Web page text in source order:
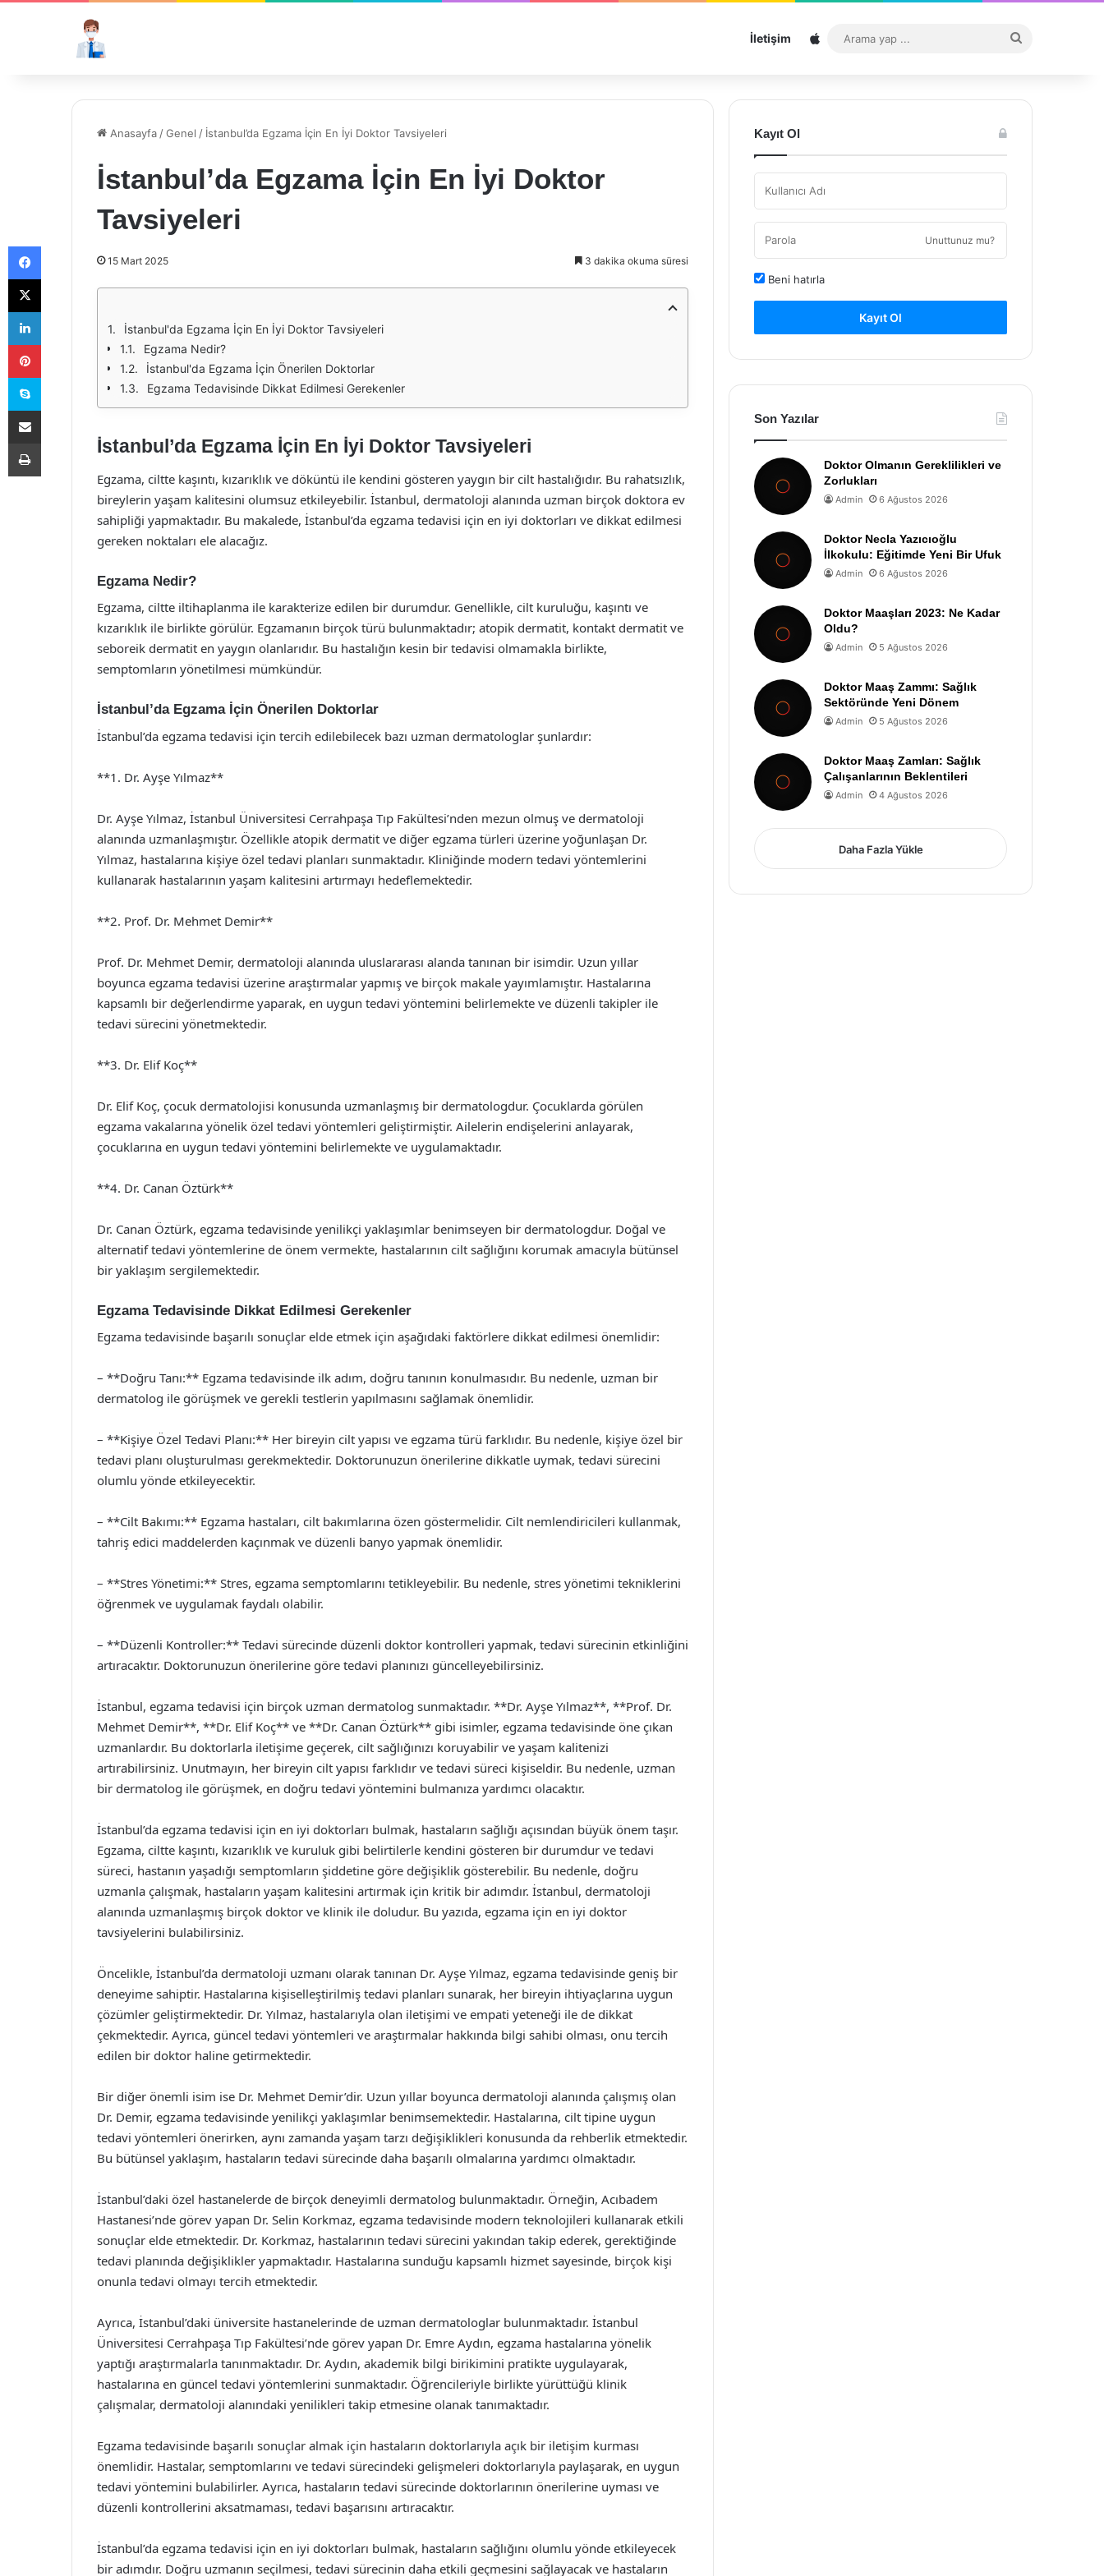
İletişim Sitemap
...
Anasayfa /Genel / İstanbul’da Egzama İçin En İyi Doktor Tavsiyeleri
İstanbul’da Egzama İçin En İyi Doktor
Tavsiyeleri
15 Mart 2025 3 dakika okuma süresi
İstanbul'da Egzama İçin En İyi Doktor Tavsiyeleri
Egzama Nedir?
İstanbul'da Egzama İçin Önerilen Doktorlar
Egzama Tedavisinde Dikkat Edilmesi Gerekenler
İstanbul’da Egzama İçin En İyi Doktor Tavsiyeleri
Egzama, ciltte kaşıntı, kızarıklık ve döküntü ile kendini gösteren yaygın bir cilt hastalığıdır. Bu rahatsızlık,
bireylerin yaşam kalitesini olumsuz etkileyebilir. İstanbul, dermatoloji alanında uzman birçok doktora ev
sahipliği yapmaktadır. Bu makalede, İstanbul’da egzama tedavisi için en iyi doktorları ve dikkat edilmesi
gereken noktaları ele alacağız.
Egzama Nedir?
Egzama, ciltte iltihaplanma ile karakterize edilen bir durumdur. Genellikle, cilt kuruluğu, kaşıntı ve
kızarıklık ile birlikte görülür. Egzamanın birçok türü bulunmaktadır; atopik dermatit, kontakt dermatit ve
seboreik dermatit en yaygın olanlarıdır. Bu hastalığın kesin bir tedavisi olmamakla birlikte,
semptomların yönetilmesi mümkündür.
İstanbul’da Egzama İçin Önerilen Doktorlar
İstanbul’da egzama tedavisi için tercih edilebilecek bazı uzman dermatologlar şunlardır:
**1. Dr. Ayşe Yılmaz**
Dr. Ayşe Yılmaz, İstanbul Üniversitesi Cerrahpaşa Tıp Fakültesi’nden mezun olmuş ve dermatoloji
alanında uzmanlaşmıştır. Özellikle atopik dermatit ve diğer egzama türleri üzerine yoğunlaşan Dr.
Yılmaz, hastalarına kişiye özel tedavi planları sunmaktadır. Kliniğinde modern tedavi yöntemlerini
kullanarak hastalarının yaşam kalitesini artırmayı hedeflemektedir.
**2. Prof. Dr. Mehmet Demir**
Prof. Dr. Mehmet Demir, dermatoloji alanında uluslararası alanda tanınan bir isimdir. Uzun yıllar
boyunca egzama tedavisi üzerine araştırmalar yapmış ve birçok makale yayımlamıştır. Hastalarına
kapsamlı bir değerlendirme yaparak, en uygun tedavi yöntemini belirlemekte ve düzenli takipler ile
tedavi sürecini yönetmektedir.
**3. Dr. Elif Koç**
Dr. Elif Koç, çocuk dermatolojisi konusunda uzmanlaşmış bir dermatologdur. Çocuklarda görülen
egzama vakalarına yönelik özel tedavi yöntemleri geliştirmiştir. Ailelerin endişelerini anlayarak,
çocuklarına en uygun tedavi yöntemini belirlemekte ve uygulamaktadır.
**4. Dr. Canan Öztürk**
Dr. Canan Öztürk, egzama tedavisinde yenilikçi yaklaşımlar benimseyen bir dermatologdur. Doğal ve
alternatif tedavi yöntemlerine de önem vermekte, hastalarının cilt sağlığını korumak amacıyla bütünsel
bir yaklaşım sergilemektedir.
Egzama Tedavisinde Dikkat Edilmesi Gerekenler
Egzama tedavisinde başarılı sonuçlar elde etmek için aşağıdaki faktörlere dikkat edilmesi önemlidir:
– **Doğru Tanı:** Egzama tedavisinde ilk adım, doğru tanının konulmasıdır. Bu nedenle, uzman bir
dermatolog ile görüşmek ve gerekli testlerin yapılmasını sağlamak önemlidir.
– **Kişiye Özel Tedavi Planı:** Her bireyin cilt yapısı ve egzama türü farklıdır. Bu nedenle, kişiye özel bir
tedavi planı oluşturulması gerekmektedir. Doktorunuzun önerilerine dikkatle uymak, tedavi sürecini
olumlu yönde etkileyecektir.
– **Cilt Bakımı:** Egzama hastaları, cilt bakımlarına özen göstermelidir. Cilt nemlendiricileri kullanmak,
tahriş edici maddelerden kaçınmak ve düzenli banyo yapmak önemlidir.
– **Stres Yönetimi:** Stres, egzama semptomlarını tetikleyebilir. Bu nedenle, stres yönetimi tekniklerini
öğrenmek ve uygulamak faydalı olabilir.
– **Düzenli Kontroller:** Tedavi sürecinde düzenli doktor kontrolleri yapmak, tedavi sürecinin etkinliğini
artıracaktır. Doktorunuzun önerilerine göre tedavi planınızı güncelleyebilirsiniz.
İstanbul, egzama tedavisi için birçok uzman dermatolog sunmaktadır. **Dr. Ayşe Yılmaz**, **Prof. Dr.
Mehmet Demir**, **Dr. Elif Koç** ve **Dr. Canan Öztürk** gibi isimler, egzama tedavisinde öne çıkan
uzmanlardır. Bu doktorlarla iletişime geçerek, cilt sağlığınızı koruyabilir ve yaşam kalitenizi
artırabilirsiniz. Unutmayın, her bireyin cilt yapısı farklıdır ve tedavi süreci kişiseldir. Bu nedenle, uzman
bir dermatolog ile görüşmek, en doğru tedavi yöntemini bulmanıza yardımcı olacaktır.
İstanbul’da egzama tedavisi için en iyi doktorları bulmak, hastaların sağlığı açısından büyük önem taşır.
Egzama, ciltte kaşıntı, kızarıklık ve kuruluk gibi belirtilerle kendini gösteren bir durumdur ve tedavi
süreci, hastanın yaşadığı semptomların şiddetine göre değişiklik gösterebilir. Bu nedenle, doğru
uzmanla çalışmak, hastaların yaşam kalitesini artırmak için kritik bir adımdır. İstanbul, dermatoloji
alanında uzmanlaşmış birçok doktor ve klinik ile doludur. Bu yazıda, egzama için en iyi doktor
tavsiyelerini bulabilirsiniz.
Öncelikle, İstanbul’da dermatoloji uzmanı olarak tanınan Dr. Ayşe Yılmaz, egzama tedavisinde geniş bir
deneyime sahiptir. Hastalarına kişiselleştirilmiş tedavi planları sunarak, her bireyin ihtiyaçlarına uygun
çözümler geliştirmektedir. Dr. Yılmaz, hastalarıyla olan iletişimi ve empati yeteneği ile de dikkat
çekmektedir. Ayrıca, güncel tedavi yöntemleri ve araştırmalar hakkında bilgi sahibi olması, onu tercih
edilen bir doktor haline getirmektedir.
Bir diğer önemli isim ise Dr. Mehmet Demir’dir. Uzun yıllar boyunca dermatoloji alanında çalışmış olan
Dr. Demir, egzama tedavisinde yenilikçi yaklaşımlar benimsemektedir. Hastalarına, cilt tipine uygun
tedavi yöntemleri önerirken, aynı zamanda yaşam tarzı değişiklikleri konusunda da rehberlik etmektedir.
Bu bütünsel yaklaşım, hastaların tedavi sürecinde daha başarılı olmalarına yardımcı olmaktadır.
İstanbul’daki özel hastanelerde de birçok deneyimli dermatolog bulunmaktadır. Örneğin, Acıbadem
Hastanesi’nde görev yapan Dr. Selin Korkmaz, egzama tedavisinde modern teknolojileri kullanarak etkili
sonuçlar elde etmektedir. Dr. Korkmaz, hastalarının tedavi sürecini yakından takip ederek, gerektiğinde
tedavi planında değişiklikler yapmaktadır. Hastalarına sunduğu kapsamlı hizmet sayesinde, birçok kişi
onunla tedavi olmayı tercih etmektedir.
Ayrıca, İstanbul’daki üniversite hastanelerinde de uzman dermatologlar bulunmaktadır. İstanbul
Üniversitesi Cerrahpaşa Tıp Fakültesi’nde görev yapan Dr. Emre Aydın, egzama hastalarına yönelik
yaptığı araştırmalarla tanınmaktadır. Dr. Aydın, akademik bilgi birikimini pratikte uygulayarak,
hastalarına en güncel tedavi yöntemlerini sunmaktadır. Öğrencileriyle birlikte yürüttüğü klinik
çalışmalar, dermatoloji alanındaki yenilikleri takip etmesine olanak tanımaktadır.
Egzama tedavisinde başarılı sonuçlar almak için hastaların doktorlarıyla açık bir iletişim kurması
önemlidir. Hastalar, semptomlarını ve tedavi sürecindeki gelişmeleri doktorlarıyla paylaşarak, en uygun
tedavi yöntemini bulabilirler. Ayrıca, hastaların tedavi sürecinde doktorlarının önerilerine uyması ve
düzenli kontrollerini aksatmaması, tedavi başarısını artıracaktır.
İstanbul’da egzama tedavisi için en iyi doktorları bulmak, hastaların sağlığını olumlu yönde etkileyecek
bir adımdır. Doğru uzmanın seçilmesi, tedavi sürecinin daha etkili geçmesini sağlayacak ve hastaların
Kayıt Ol
Unuttunuz mu?
Beni hatırla
Kayıt Ol
Son Yazılar
Doktor Olmanın Gereklilikleri ve
Zorlukları
Admin 6 Ağustos 2026
Doktor Necla Yazıcıoğlu
İlkokulu: Eğitimde Yeni Bir Ufuk
Admin 6 Ağustos 2026
Doktor Maaşları 2023: Ne Kadar
Oldu?
Admin 5 Ağustos 2026
Doktor Maaş Zammı: Sağlık
Sektöründe Yeni Dönem
Admin 5 Ağustos 2026
Doktor Maaş Zamları: Sağlık
Çalışanlarının Beklentileri
Admin 4 Ağustos 2026
Daha Fazla Yükle
Facebook
X
LinkedIn
Pinterest
Skype
E-Posta ile paylaş